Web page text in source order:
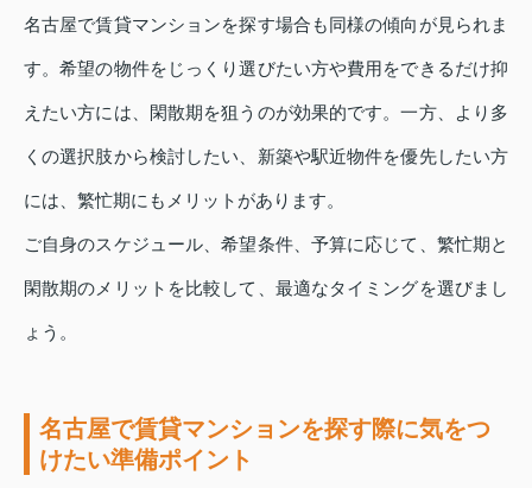
名古屋で賃貸マンションを探す場合も同様の傾向が見られま
す。希望の物件をじっくり選びたい方や費用をできるだけ抑
えたい方には、閑散期を狙うのが効果的です。一方、より多
くの選択肢から検討したい、新築や駅近物件を優先したい方
には、繁忙期にもメリットがあります。
ご自身のスケジュール、希望条件、予算に応じて、繁忙期と
閑散期のメリットを比較して、最適なタイミングを選びまし
ょう。
名古屋で賃貸マンションを探す際に気をつ
けたい準備ポイント